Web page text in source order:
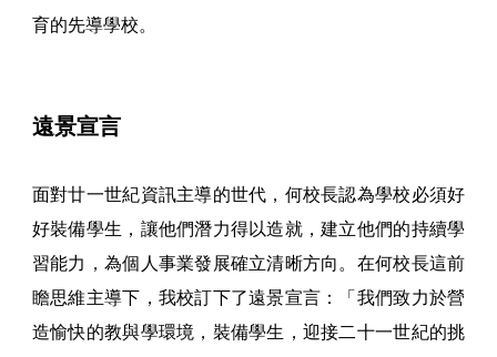
育的先導學校。
遠景宣言
面對廿一世紀資訊主導的世代，何校長認為學校必須好
好裝備學生，讓他們潛力得以造就，建立他們的持續學
習能力，為個人事業發展確立清晰方向。在何校長這前
瞻思維主導下，我校訂下了遠景宣言：「我們致力於營
造愉快的教與學環境，裝備學生，迎接二十一世紀的挑